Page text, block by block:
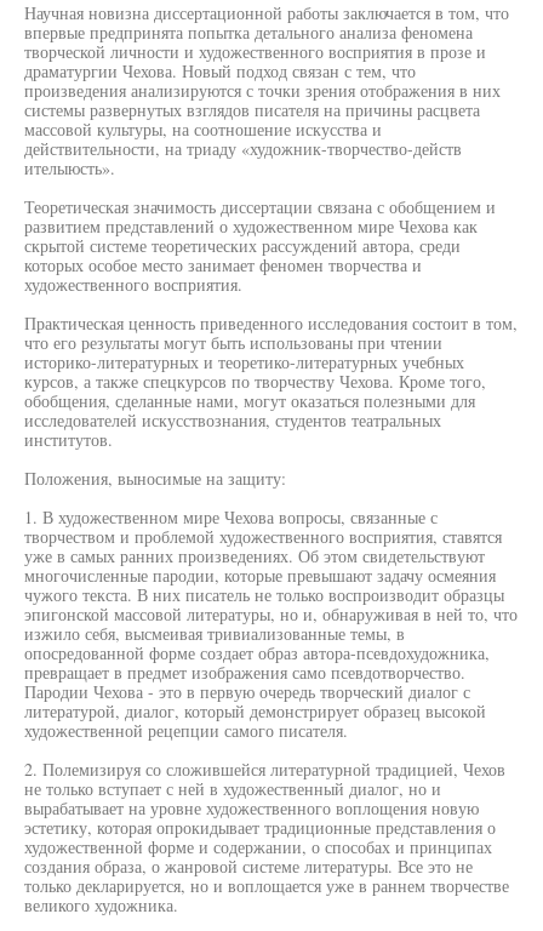
Научная новизна диссертационной работы заключается в том, что
впервые предпринята попытка детального анализа феномена
творческой личности и художественного восприятия в прозе и
драматургии Чехова. Новый подход связан с тем, что
произведения анализируются с точки зрения отображения в них
системы развернутых взглядов писателя на причины расцвета
массовой культуры, на соотношение искусства и
действительности, на триаду «художник-творчество-действ
ителыюсть».
Теоретическая значимость диссертации связана с обобщением и
развитием представлений о художественном мире Чехова как
скрытой системе теоретических рассуждений автора, среди
которых особое место занимает феномен творчества и
художественного восприятия.
Практическая ценность приведенного исследования состоит в том,
что его результаты могут быть использованы при чтении
историко-литературных и теоретико-литературных учебных
курсов, а также спецкурсов по творчеству Чехова. Кроме того,
обобщения, сделанные нами, могут оказаться полезными для
исследователей искусствознания, студентов театральных
институтов.
Положения, выносимые на защиту:
1. В художественном мире Чехова вопросы, связанные с
творчеством и проблемой художественного восприятия, ставятся
уже в самых ранних произведениях. Об этом свидетельствуют
многочисленные пародии, которые превышают задачу осмеяния
чужого текста. В них писатель не только воспроизводит образцы
эпигонской массовой литературы, но и, обнаруживая в ней то, что
изжило себя, высмеивая тривиализованные темы, в
опосредованной форме создает образ автора-псевдохудожника,
превращает в предмет изображения само псевдотворчество.
Пародии Чехова - это в первую очередь творческий диалог с
литературой, диалог, который демонстрирует образец высокой
художественной рецепции самого писателя.
2. Полемизируя со сложившейся литературной традицией, Чехов
не только вступает с ней в художественный диалог, но и
вырабатывает на уровне художественного воплощения новую
эстетику, которая опрокидывает традиционные представления о
художественной форме и содержании, о способах и принципах
создания образа, о жанровой системе литературы. Все это не
только декларируется, но и воплощается уже в раннем творчестве
великого художника.